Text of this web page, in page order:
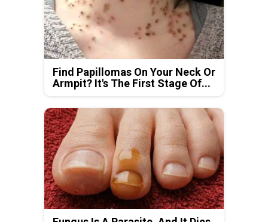
Find Papillomas On Your Neck Or
Armpit? It's The First Stage Of...